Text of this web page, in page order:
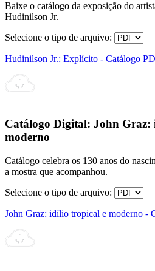
Baixe o catálogo da exposição do
Hudinilson Jr.
Selecione o tipo de arquivo:
Hudinilson Jr.: Explícito - Catálogo
Catálogo Digital: John Graz:
moderno
Catálogo celebra os 130 anos do
a mostra que acompanhou.
Selecione o tipo de arquivo:
John Graz: idílio tropical e moderno -